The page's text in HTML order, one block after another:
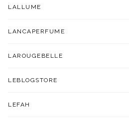
LALLUME
LANCAPERFUME
LAROUGEBELLE
LEBLOGSTORE
LEFAH